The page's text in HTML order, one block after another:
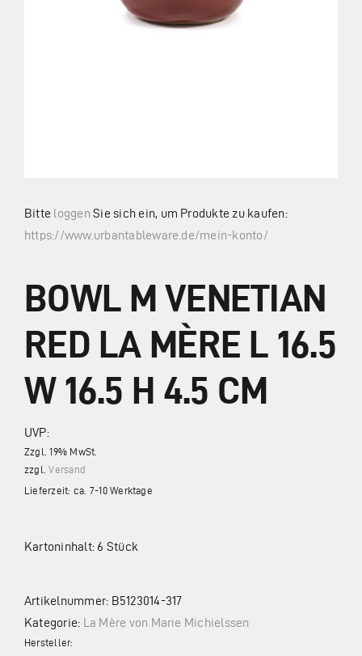
AGB
Impressum
Datenschutz
Bitte loggen Sie sich ein, um Produkte zu kaufen:
https://www.urbantableware.de/mein-konto/
BOWL M VENETIAN
RED LA MÈRE L 16.5
W 16.5 H 4.5 CM
UVP:
Zzgl. 19% MwSt.
zzgl.Versand
Lieferzeit: ca. 7-10 Werktage
Kartoninhalt: 6 Stück
Artikelnummer: B5123014-317
Kategorie: La Mère von Marie Michielssen
Hersteller: